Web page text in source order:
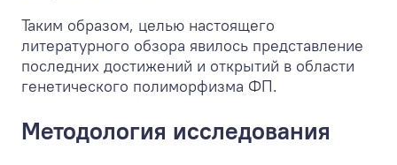
Таким образом, целью настоящего
литературного обзора явилось представление
последних достижений и открытий в области
генетического полиморфизма ФП.
Методология исследования